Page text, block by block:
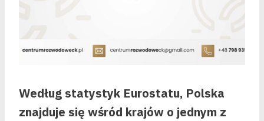
Według statystyk Eurostatu, Polska
znajduje się wśród krajów o jednym z